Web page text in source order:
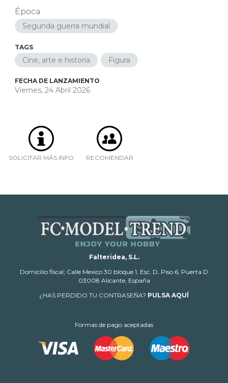
Época
Segunda guerra mundial
TAGS
Cine, arte e historia Figura
FECHA DE LANZAMIENTO
Viernes, 24 Abril 2026
SOLICITAR MÁS INFO RECOMENDAR
Falteridea, S.L.
Domicilio fiscal; Calle Mexico 30 bloque 1, Esc. D, Piso 6, Puerta D
03008 Alicante, España
¿HAS PERDIDO TU CONTRASEÑA? PULSA AQUÍ
Formas de pago aceptadas